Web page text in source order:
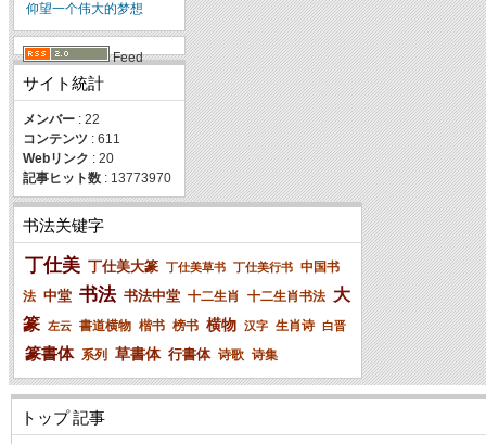
仰望一个伟大的梦想
Feed
サイト統計
メンバー : 22
コンテンツ : 611
Webリンク : 20
記事ヒット数 : 13773970
书法关键字
丁仕美 丁仕美大篆 丁仕美草书 丁仕美行书 中国书
法 中堂 书法 书法中堂 十二生肖 十二生肖书法 大
篆 左云 書道横物 楷书 榜书 横物 汉字 生肖诗 白晋
篆書体 系列 草書体 行書体 诗歌 诗集
トップ 記事